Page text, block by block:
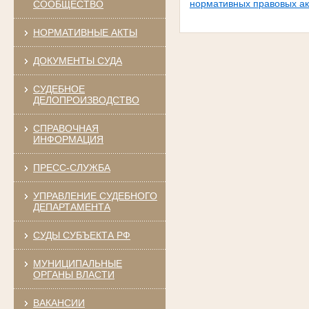
СООБЩЕСТВО
НОРМАТИВНЫЕ АКТЫ
ДОКУМЕНТЫ СУДА
СУДЕБНОЕ
ДЕЛОПРОИЗВОДСТВО
СПРАВОЧНАЯ
ИНФОРМАЦИЯ
ПРЕСС-СЛУЖБА
УПРАВЛЕНИЕ СУДЕБНОГО
ДЕПАРТАМЕНТА
СУДЫ СУБЪЕКТА РФ
МУНИЦИПАЛЬНЫЕ
ОРГАНЫ ВЛАСТИ
ВАКАНСИИ
нормативных правовых